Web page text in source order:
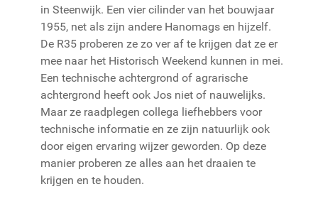
in Steenwijk. Een vier cilinder van het bouwjaar
1955, net als zijn andere Hanomags en hijzelf.
De R35 proberen ze zo ver af te krijgen dat ze er
mee naar het Historisch Weekend kunnen in mei.
Een technische achtergrond of agrarische
achtergrond heeft ook Jos niet of nauwelijks.
Maar ze raadplegen collega liefhebbers voor
technische informatie en ze zijn natuurlijk ook
door eigen ervaring wijzer geworden. Op deze
manier proberen ze alles aan het draaien te
krijgen en te houden.